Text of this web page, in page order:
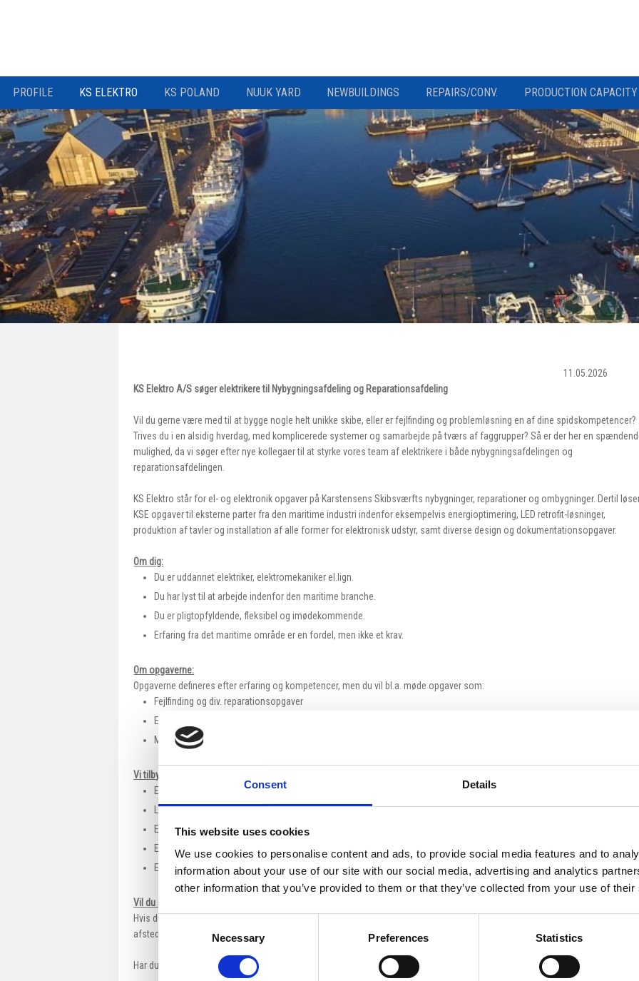
Consent Details
This website uses cookies
We use cookies to personalise content and ads, to provide social media features and to
information about your use of our site with our social media, advertising and analytics
other information that you’ve provided to them or that they’ve collected from your use of
Selection
Necessary Preferences Statistics
PROFILE KS ELEKTRO KS POLAND NUUK YARD NEWBUILDINGS REPAIRS/CONV. PRODUCTION CAPACITY
11.05.2026
KS Elektro A/S søger elektrikere til Nybygningsafdeling og Reparationsafdeling
Vil du gerne være med til at bygge nogle helt unikke skibe, eller er fejlfinding og problemløsning en af dine spidskompetencer?
Trives du i en alsidig hverdag, med komplicerede systemer og samarbejde på tværs af faggrupper? Så er der her en
mulighed, da vi søger efter nye kollegaer til at styrke vores team af elektrikere i både nybygningsafdelingen og
reparationsafdelingen.
KS Elektro står for el- og elektronik opgaver på Karstensens Skibsværfts nybygninger, reparationer og ombygninger. Dertil
KSE opgaver til eksterne parter fra den maritime industri indenfor eksempelvis energioptimering, LED retrofit-løsninger,
produktion af tavler og installation af alle former for elektronisk udstyr, samt diverse design og dokumentationsopgaver.
Om dig:
Du er uddannet elektriker, elektromekaniker el.lign.
Du har lyst til at arbejde indenfor den maritime branche.
​Du er pligtopfyldende, fleksibel og imødekommende.
​​Erfaring fra det maritime område er en fordel, men ikke et krav.
Om opgaverne:
Opgaverne defineres efter erfaring og kompetencer, men du vil bl.a. møde opgaver som:
​Fejlfinding og div. reparationsopgaver
Elektrisk arbejde ombord på de forskellige projekter på værftet
Meggertest
Vi tilbyder:
En fast stilling på fuldtid.
Løn efter kvalifikationer.
En attraktiv pensionsordning og sundhedssikring.
En anderledes og spændende arbejdsplads, hvor sikkerhed og et godt arbejdsmiljø er topprioriteter.
Et stærkt socialt fællesskab og sjove sociale arrangementer.
Vil du med ombord?​
Hvis du har lyst til at blive en del af et internationalt team, hvor vi sætter kvalitet i højsædet - så skal du sende din ansøgning
afsted nu. Vi behandler ansøgningerne og indkalder til samtaler løbende.
Har du spørgsmål til jobbet, er du velkommen til at kontakte René Hansen (produktionschef) på tlf. (+45) 26 87 44 33.